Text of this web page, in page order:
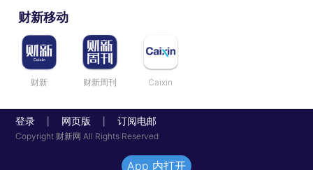
财新移动
财新 财新周刊 Caixin
登录 网页版 订阅电邮
Copyright 财新网 All Rights Reserved
App 内打开